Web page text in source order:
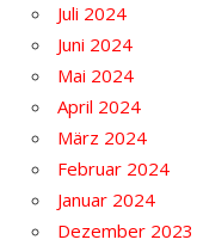
Juli 2024
Juni 2024
Mai 2024
April 2024
März 2024
Februar 2024
Januar 2024
Dezember 2023